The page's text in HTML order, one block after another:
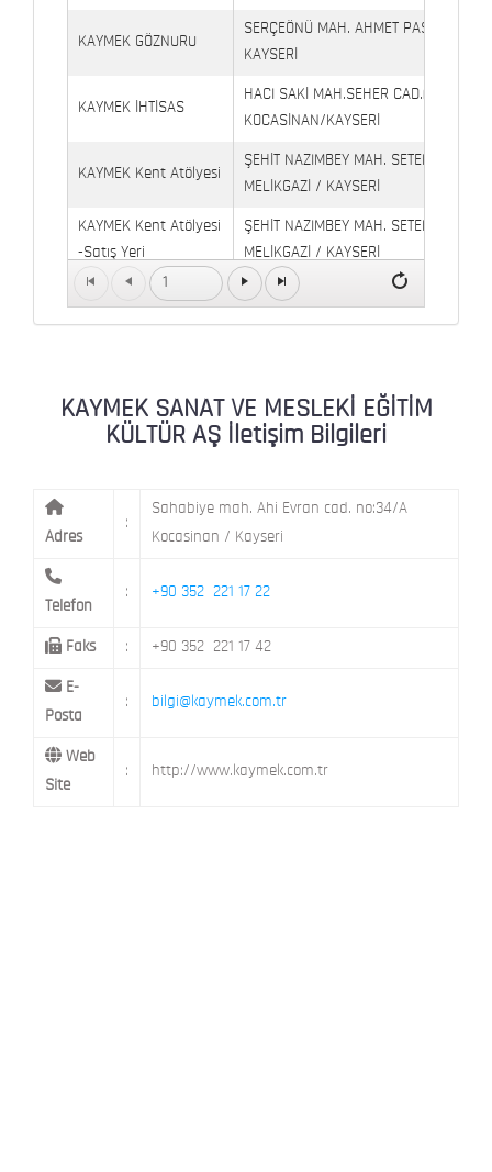
KAYMEK GÖZNURU
SERÇEÖNÜ MAH. AHMET PAŞA CAD.
KAYSERİ
KAYMEK İHTİSAS
HACI SAKİ MAH.SEHER CAD.(6009
KOCASİNAN/KAYSERİ
KAYMEK Kent Atölyesi
ŞEHİT NAZIMBEY MAH. SETENÖNÜ
MELİKGAZİ / KAYSERİ
KAYMEK Kent Atölyesi
-Satış Yeri
ŞEHİT NAZIMBEY MAH. SETENÖNÜ
MELİKGAZİ / KAYSERİ
Kaymek Köşk Sosyal
Köşk Mahallesi, Orgeneral Eşref Bitlis
KAYMEK SÜMER MEVLANA MAH. 8. CAD. NO: 28
1
KAYMEK SANAT VE MESLEKİ EĞİTİM
KÜLTÜR AŞ İletişim Bilgileri
Adres
:
Sahabiye mah. Ahi Evran cad. no:34/A
Kocasinan / Kayseri
Telefon
: +90 352 221 17 22
Faks : +90 352 221 17 42
E-
Posta
: bilgi@kaymek.com.tr
Web
Site
: http://www.kaymek.com.tr